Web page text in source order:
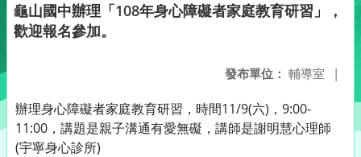
龜山國中辦理「108年身心障礙者家庭教育研習」，
歡迎報名參加。
發布單位： 輔導室 |
辦理身心障礙者家庭教育研習，時間11/9(六)，9:00-
11:00，講題是親子溝通有愛無礙，講師是謝明慧心理師
(宇寧身心診所)